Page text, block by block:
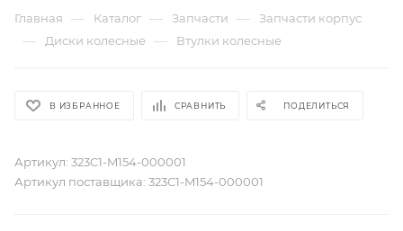
Главная — Каталог — Запчасти — Запчасти корпус
— Диски колесные — Втулки колесные
В ИЗБРАННОЕ СРАВНИТЬ ПОДЕЛИТЬСЯ
Артикул: 323C1-M154-000001
Артикул поставщика: 323C1-M154-000001